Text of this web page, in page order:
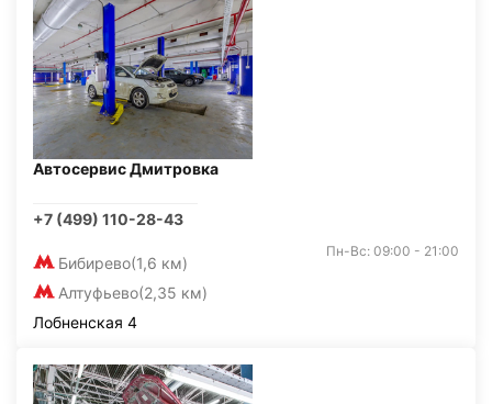
Автосервис Дмитровка
+7 (499) 110-28-43
Бибирево(1,6 км)
Алтуфьево(2,35 км)
Пн-Вс: 09:00 - 21:00
Лобненская 4